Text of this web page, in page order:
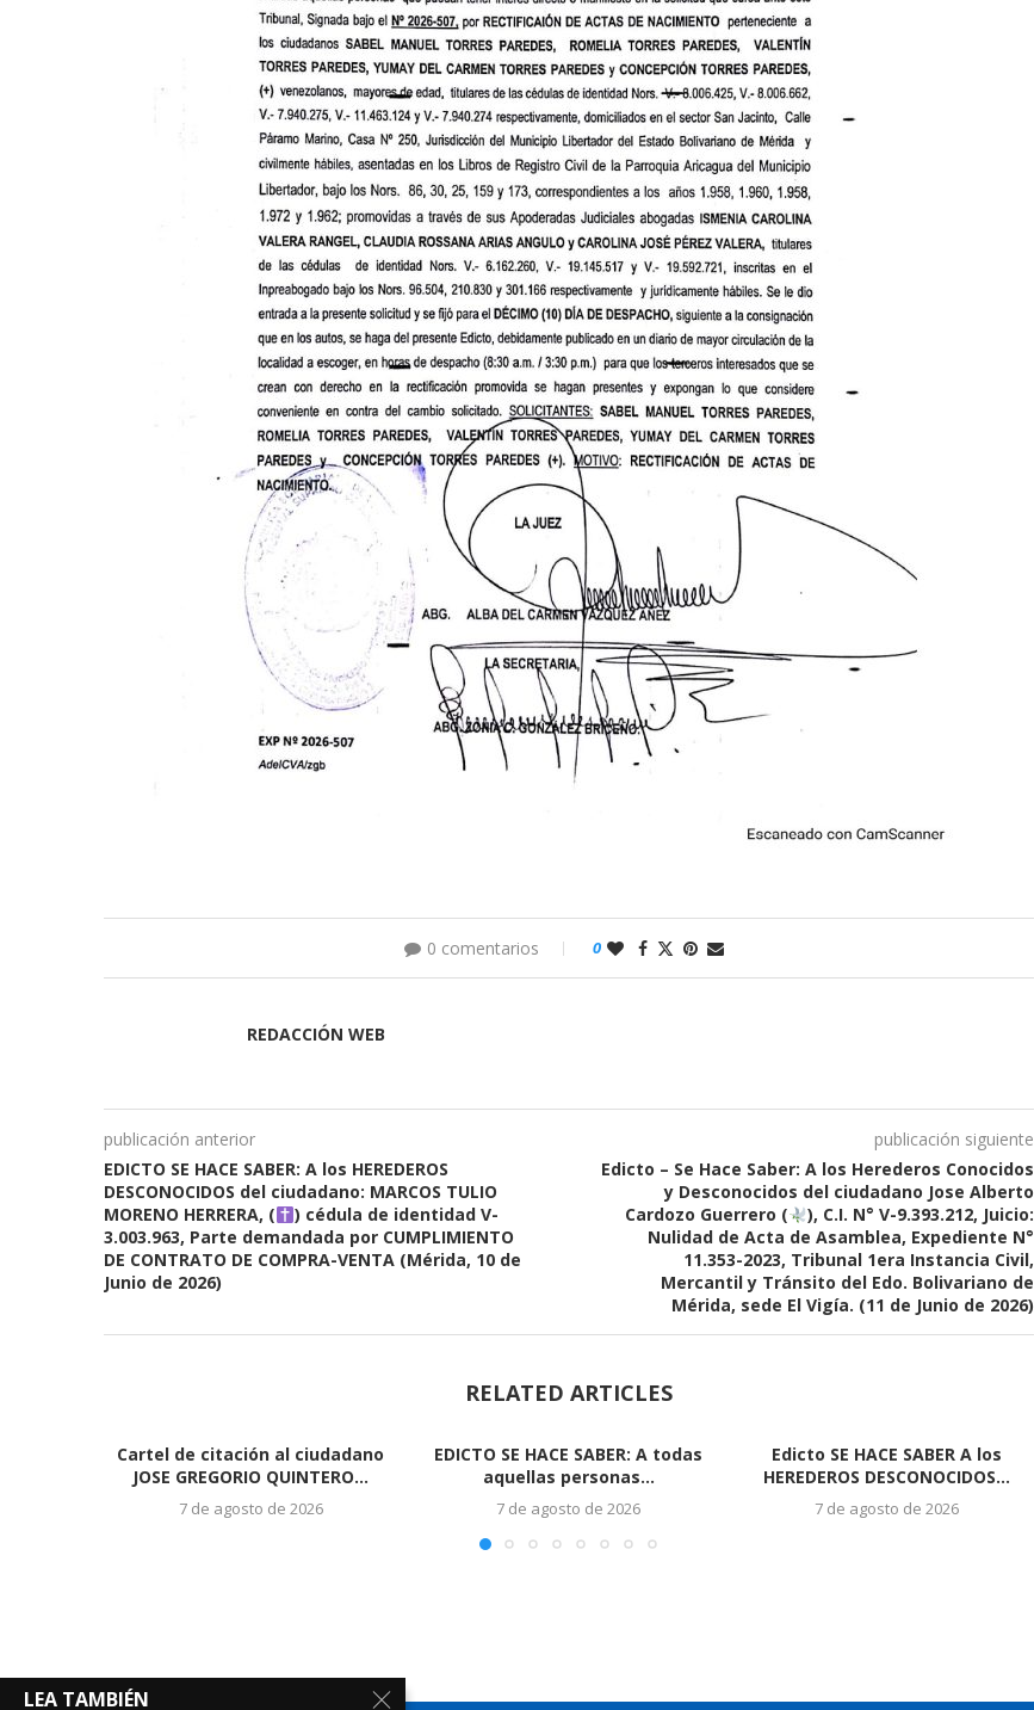
0 comentarios 0
REDACCIÓN WEB
publicación anterior
EDICTO SE HACE SABER: A los HEREDEROS
DESCONOCIDOS del ciudadano: MARCOS TULIO
MORENO HERRERA, (
) cédula de identidad V-
3.003.963, Parte demandada por CUMPLIMIENTO
DE CONTRATO DE COMPRA-VENTA (Mérida, 10 de
Junio de 2026)
publicación siguiente
Edicto – Se Hace Saber: A los Herederos Conocidos
y Desconocidos del ciudadano Jose Alberto
Cardozo Guerrero (
), C.I. N° V-9.393.212, Juicio:
Nulidad de Acta de Asamblea, Expediente N°
11.353-2023, Tribunal 1era Instancia Civil,
Mercantil y Tránsito del Edo. Bolivariano de
Mérida, sede El Vigía. (11 de Junio de 2026)
RELATED ARTICLES
Cartel de citación al ciudadano
JOSE GREGORIO QUINTERO...
7 de agosto de 2026
EDICTO SE HACE SABER: A todas
aquellas personas...
7 de agosto de 2026
Edicto SE HACE SABER A los
HEREDEROS DESCONOCIDOS...
7 de agosto de 2026
LEA TAMBIÉN